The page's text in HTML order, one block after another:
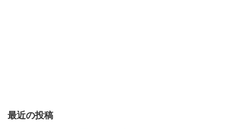
最近の投稿